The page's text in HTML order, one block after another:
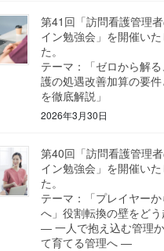
第41回「訪問看護管理
イン勉強会」を開催いた
た。
テーマ：「ゼロから解
護の処遇改善加算の要
を徹底解説」
2026年3月30日
第40回「訪問看護管理
イン勉強会」を開催いた
た。
テーマ：「プレイヤー
へ」役割転換の壁をど
― 一人で抱え込む管理
て育てる管理へ ―